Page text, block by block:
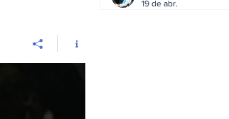
19 de abr.